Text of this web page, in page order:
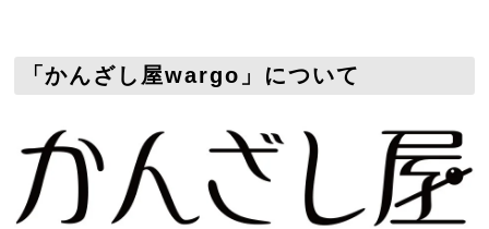
「かんざし屋wargo」について